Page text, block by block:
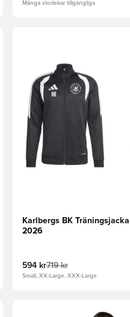
Många storlekar tillgängliga
dig som medlem
Öppnar en Modal för att
Karlbergs BK
2026
594 kr719 kr
Small, XX-Large, XXX-Large
dig som medlem
Öppnar en Modal för att